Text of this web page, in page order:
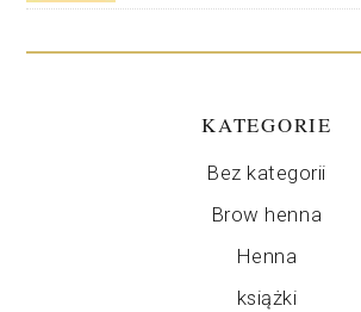
KATEGORIE
Bez kategorii
Brow henna
Henna
książki